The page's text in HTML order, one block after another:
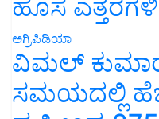
ಹೊಸ
ಅಗ್ರಿಪಿಡಿಯಾ
ವಿಮಲ್
ಸಮಯದಲ್ಲಿ